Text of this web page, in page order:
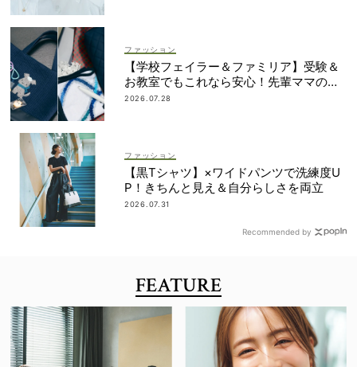
ファッション
【学校フェイラー＆ファミリア】受験＆
お教室でもこれなら安心！先輩ママの地
味見えしないネイビー小物
2026.07.28
ファッション
【黒Tシャツ】×ワイドパンツで洗練度U
P！きちんと見え＆自分らしさを両立
2026.07.31
Recommended by
FEATURE